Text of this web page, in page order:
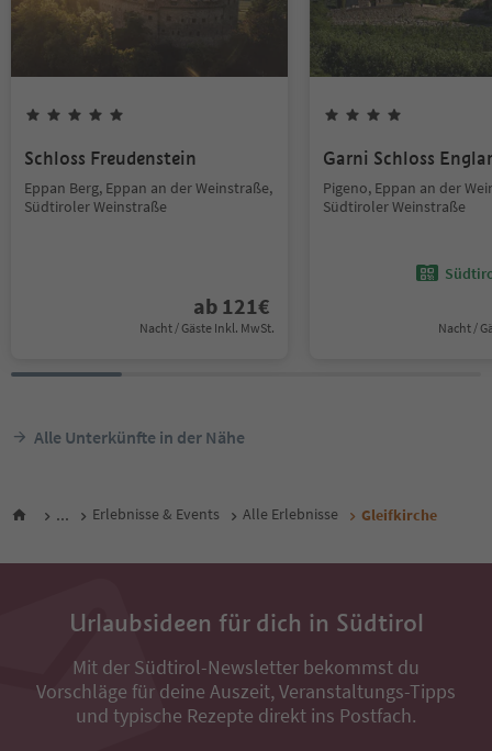
Schloss Freudenstein
Eppan Berg, Eppan an der Weinstraße,
Südtiroler Weinstraße
ab 121€
Nacht / Gäste Inkl. MwSt.
Garni Schloss Englar
Pigeno, Eppan an der
Südtiroler Weinstraße
Nacht /
Alle Unterkünfte in der Nähe
... Erlebnisse & Events Alle Erlebnisse Gleifkirche
Urlaubsideen für dich in Südtirol
Mit der Südtirol-Newsletter bekommst du
Vorschläge für deine Auszeit, Veranstaltungs-Tipps
und typische Rezepte direkt ins Postfach.